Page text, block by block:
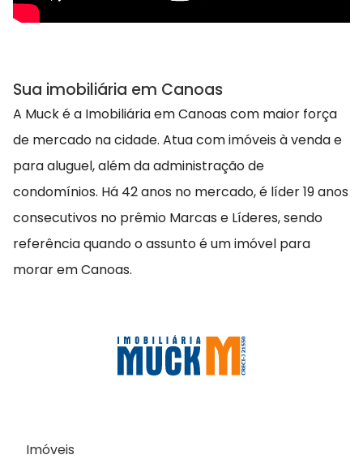
Sua imobiliária em Canoas
A Muck é a Imobiliária em Canoas com maior força
de mercado na cidade. Atua com imóveis à venda e
para aluguel, além da administração de
condomínios. Há 42 anos no mercado, é líder 19 anos
consecutivos no prêmio Marcas e Líderes, sendo
referência quando o assunto é um imóvel para
morar em Canoas.
Imóveis